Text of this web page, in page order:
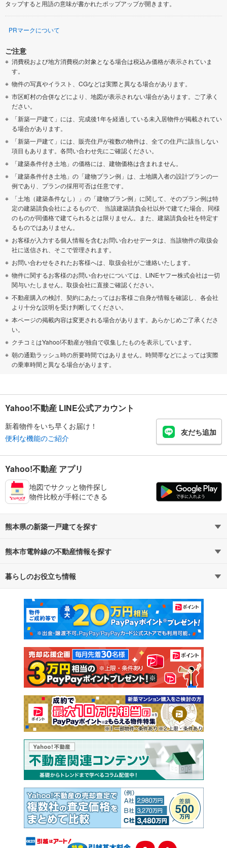
タップすると用語の意味が書かれたポップアップが開きます。
PRマークについて
ご注意
消費税および地方消費税の対象となる場合は税込み価格が表示されていま
す。
物件の写真やイラスト、CGなどは実際と異なる場合があります。
市区町村の合併などにより、地図が表示されない場合があります。ご了承く
ださい。
「新築一戸建て」には、完成後1年を経過している未入居物件が掲載されてい
る場合があります。
「新築一戸建て」には、販売住戸が複数の物件は、全ての住戸に該当しない
項目もあります。各問い合わせ先にご確認ください。
「建築条件付き土地」の価格には、建物価格は含まれません。
「建築条件付き土地」の「建物プラン例」は、土地購入者の設計プランの一
例であり、プランの採用可否は任意です。
「土地（建築条件なし）」の「建物プラン例」に関して、そのプラン例は特
定の建築請負会社によるもので、 当該建築請負会社以外で建てた場合、同様
のものが同価格で建てられるとは限りません。また、建築請負会社を特定す
るものではありません。
お客様が入力する個人情報を含むお問い合わせデータは、当該物件の取扱会
社に送信され、そこで管理されます。
お問い合わせをされたお客様へは、取扱会社がご連絡いたします。
物件に関するお客様のお問い合わせについては、LINEヤフー株式会社は一切
関与いたしません。取扱会社に直接ご確認ください。
不動産購入の検討、契約にあたってはお客様ご自身が情報を確認し、各会社
より十分な説明を受け判断してください。
本ページの掲載内容は変更される場合があります。あらかじめご了承くださ
い。
クチコミはYahoo!不動産が独自で収集したものを表示しています。
朝の通勤ラッシュ時の所要時間ではありません。時間帯などによっては実際
の乗車時間と異なる場合があります。
Yahoo!不動産 LINE公式アカウント
新着物件をいち早くお届け！
便利な機能のご紹介
友だち追加
Yahoo!不動産 アプリ
地図でサクッと物件探し
物件比較が手軽にできる
熊本県の新築一戸建てを探す
路線・駅から探す
通勤・通学時間から探す
熊本市電幹線の不動産情報を探す
不動産・住宅
新築マンション 中古マンション
新築一戸建て 中古一戸建て
注文住宅 土地
売却査定
暮らしのお役立ち情報
マンションカタログ 教えて！住まいの先生